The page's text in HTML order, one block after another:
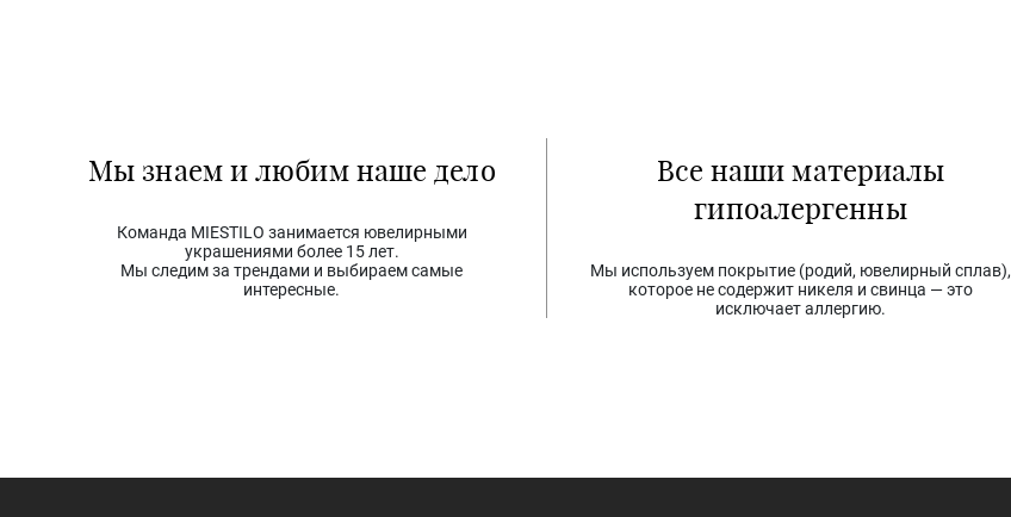
Мы знаем и любим наше дело
Команда MIESTILO занимается ювелирными
украшениями более 15 лет.
Мы следим за трендами и выбираем самые
интересные.
Все наши материалы
гипоалергенны
Мы используем покрытие (родий, ювелирный сплав),
которое не содержит никеля и свинца — это
исключает аллергию.